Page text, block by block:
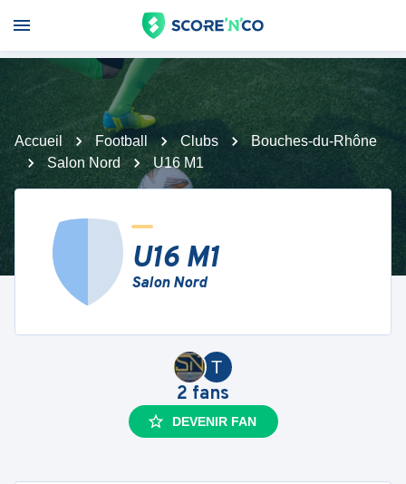
Accueil Football Clubs
Bouches-du-Rhône
Salon Nord
U16 M1
U16 M1
Salon Nord
T
2 fans
DEVENIR FAN